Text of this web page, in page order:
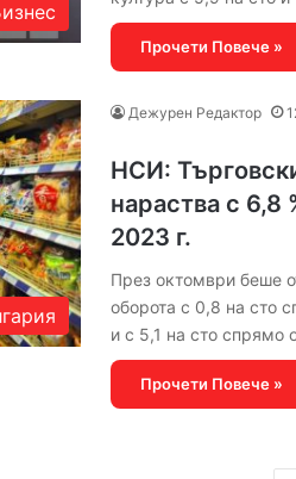
Прочети Повече »
Дежурен Редактор
НСИ:
нараства с 6,8
2023 г.
През октомври беше
оборота с 0,8 на сто
и с 5,1 на сто спрямо
Прочети Повече »